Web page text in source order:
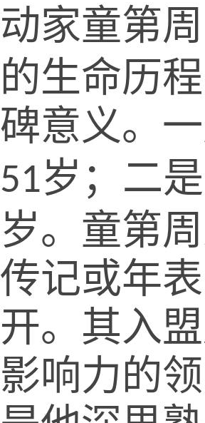
动家童第
的生命历
碑意义。
51岁；二是
岁。童第
传记或年
开。其入
影响力的